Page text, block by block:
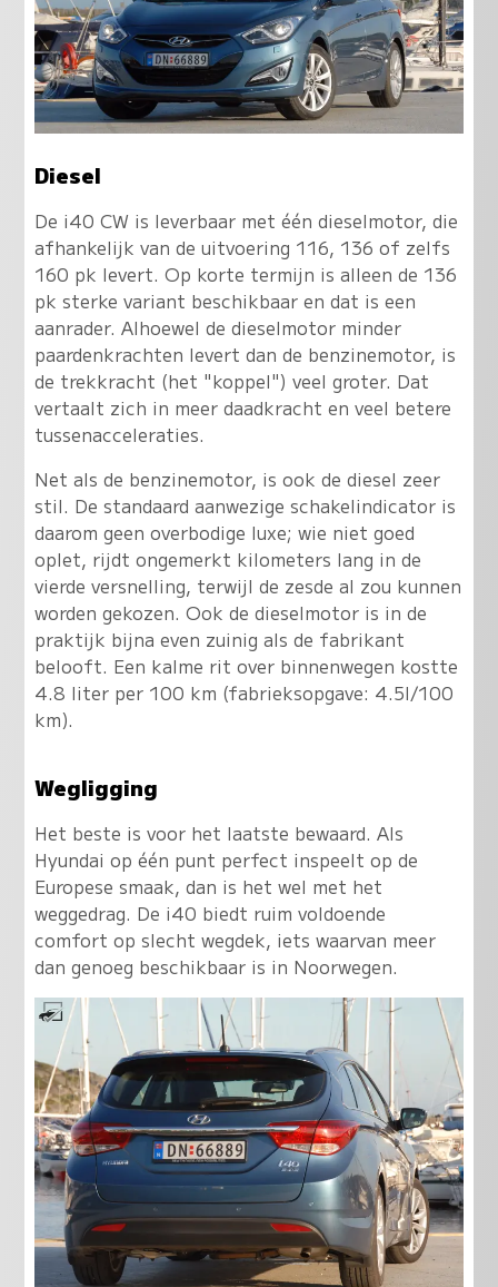
Diesel
De i40 CW is leverbaar met één dieselmotor, die
afhankelijk van de uitvoering 116, 136 of zelfs
160 pk levert. Op korte termijn is alleen de 136
pk sterke variant beschikbaar en dat is een
aanrader. Alhoewel de dieselmotor minder
paardenkrachten levert dan de benzinemotor, is
de trekkracht (het "koppel") veel groter. Dat
vertaalt zich in meer daadkracht en veel betere
tussenacceleraties.
Net als de benzinemotor, is ook de diesel zeer
stil. De standaard aanwezige schakelindicator is
daarom geen overbodige luxe; wie niet goed
oplet, rijdt ongemerkt kilometers lang in de
vierde versnelling, terwijl de zesde al zou kunnen
worden gekozen. Ook de dieselmotor is in de
praktijk bijna even zuinig als de fabrikant
belooft. Een kalme rit over binnenwegen kostte
4.8 liter per 100 km (fabrieksopgave: 4.5l/100
km).
Wegligging
Het beste is voor het laatste bewaard. Als
Hyundai op één punt perfect inspeelt op de
Europese smaak, dan is het wel met het
weggedrag. De i40 biedt ruim voldoende
comfort op slecht wegdek, iets waarvan meer
dan genoeg beschikbaar is in Noorwegen.